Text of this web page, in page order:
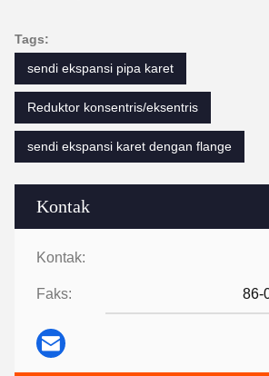
Kontak
Kontak:
Faks: 86-
Tags:
sendi ekspansi pipa karet
Reduktor konsentris/eksentris
sendi ekspansi karet dengan flange